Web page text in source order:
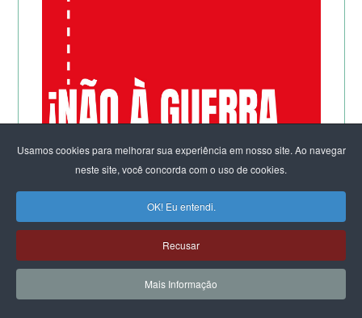
Usamos cookies para melhorar sua experiência em nosso site. Ao navegar
neste site, você concorda com o uso de cookies.
OK! Eu entendi.
Recusar
Mais Informação